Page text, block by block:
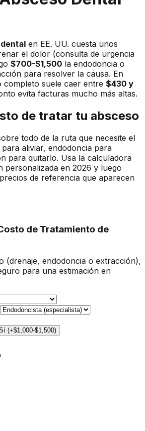
en EE. UU. cuesta unos
el dolor (consulta de urgencia
$700-$1,500 la endodoncia o
para resolver la causa. En
suele caer entre $430 y
evita facturas mucho más altas.
de tratar tu absceso
todo de la ruta que necesite el
aliviar, endodoncia para
para quitarlo. Usa la calculadora
personalizada en 2026 y luego
de referencia que aparecen
de Tratamiento de
(drenaje, endodoncia o extracción),
para una estimación en
(+$1,000-$1,500)